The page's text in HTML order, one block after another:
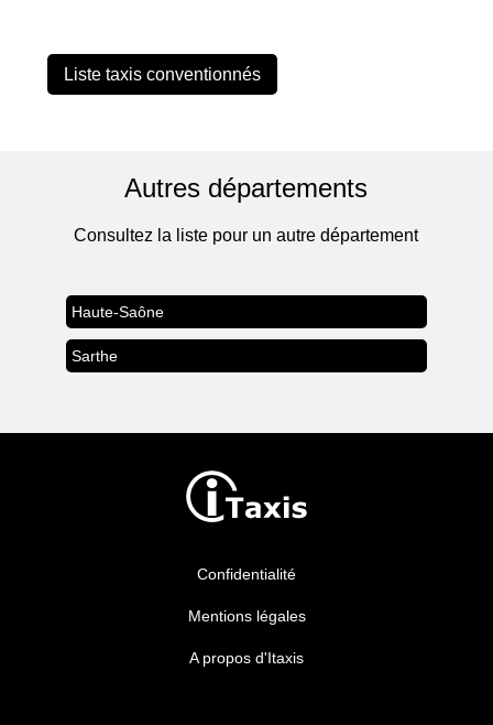
Liste taxis conventionnés
Autres départements
Consultez la liste pour un autre département
Haute-Saône
Sarthe
Confidentialité
Mentions légales
A propos d'Itaxis